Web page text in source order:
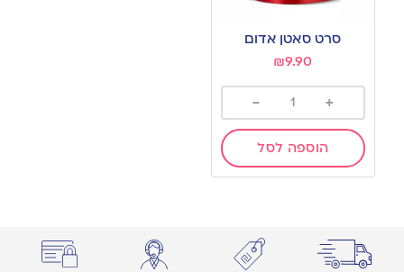
סרט סאטן אדום
₪9.90
+
-
הוספה לסל